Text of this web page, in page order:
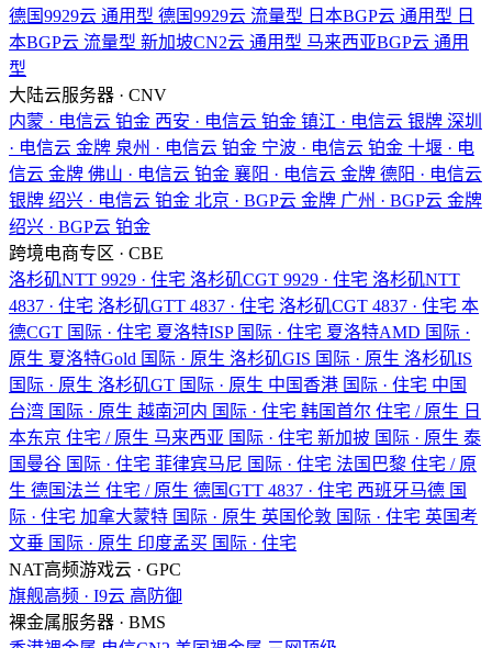
德国9929云 通用型 德国9929云 流量型 日本BGP云 通用型 日
本BGP云 流量型 新加坡CN2云 通用型 马来西亚BGP云 通用
型
大陆云服务器 · CNV
内蒙 · 电信云 铂金 西安 · 电信云 铂金 镇江 · 电信云 银牌 深圳
· 电信云 金牌 泉州 · 电信云 铂金 宁波 · 电信云 铂金 十堰 · 电
信云 金牌 佛山 · 电信云 铂金 襄阳 · 电信云 金牌 德阳 · 电信云
银牌 绍兴 · 电信云 铂金 北京 · BGP云 金牌 广州 · BGP云 金牌
绍兴 · BGP云 铂金
跨境电商专区 · CBE
洛杉矶NTT 9929 · 住宅 洛杉矶CGT 9929 · 住宅 洛杉矶NTT
4837 · 住宅 洛杉矶GTT 4837 · 住宅 洛杉矶CGT 4837 · 住宅 本
德CGT 国际 · 住宅 夏洛特ISP 国际 · 住宅 夏洛特AMD 国际 ·
原生 夏洛特Gold 国际 · 原生 洛杉矶GIS 国际 · 原生 洛杉矶IS
国际 · 原生 洛杉矶GT 国际 · 原生 中国香港 国际 · 住宅 中国
台湾 国际 · 原生 越南河内 国际 · 住宅 韩国首尔 住宅 / 原生 日
本东京 住宅 / 原生 马来西亚 国际 · 住宅 新加披 国际 · 原生 泰
国曼谷 国际 · 住宅 菲律宾马尼 国际 · 住宅 法国巴黎 住宅 / 原
生 德国法兰 住宅 / 原生 德国GTT 4837 · 住宅 西班牙马德 国
际 · 住宅 加拿大蒙特 国际 · 原生 英国伦敦 国际 · 住宅 英国考
文垂 国际 · 原生 印度孟买 国际 · 住宅
NAT高频游戏云 · GPC
旗舰高频 · I9云 高防御
裸金属服务器 · BMS